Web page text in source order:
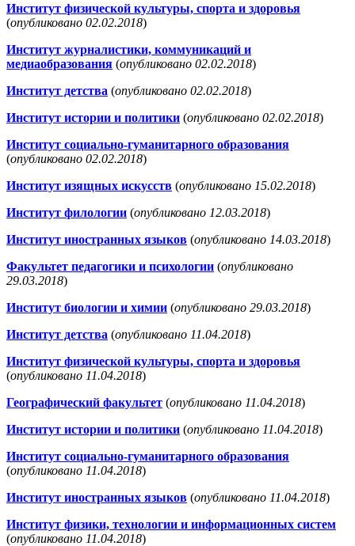
Институт физической культуры, спорта и здоровья
(опубликовано 02.02.2018)
Институт журналистики, коммуникаций и
медиаобразования (опубликовано 02.02.2018)
Институт детства (опубликовано 02.02.2018)
Институт истории и политики (опубликовано 02.02.2018)
Институт социально-гуманитарного образования
(опубликовано 02.02.2018)
Институт изящных искусств (опубликовано 15.02.2018)
Институт филологии (опубликовано 12.03.2018)
Институт иностранных языков (опубликовано 14.03.2018)
Факультет педагогики и психологии (опубликовано
29.03.2018)
Институт биологии и химии (опубликовано 29.03.2018)
Институт детства (опубликовано 11.04.2018)
Институт физической культуры, спорта и здоровья
(опубликовано 11.04.2018)
Географический факультет (опубликовано 11.04.2018)
Институт истории и политики (опубликовано 11.04.2018)
Институт социально-гуманитарного образования
(опубликовано 11.04.2018)
Институт иностранных языков (опубликовано 11.04.2018)
Институт физики, технологии и информационных систем
(опубликовано 11.04.2018)